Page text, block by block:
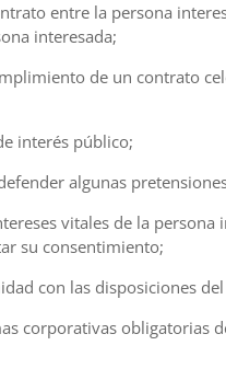
entre la persona
interesada;
de un contrato
interés público;
algunas
vitales de la
su consentimiento;
con las disposiciones
corporativas obligatorias